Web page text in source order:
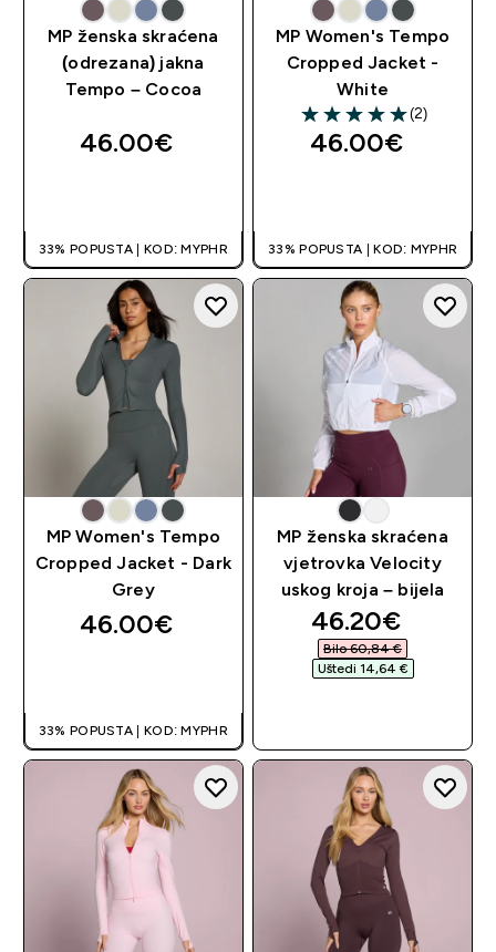
MP ženska skraćena
(odrezana) jakna
Tempo – Cocoa
46.00€‎
33% POPUSTA | KOD: MYPHR
MP Women's Tempo
Cropped Jacket -
White
5 out of 5 stars
(2)
46.00€‎
33% POPUSTA | KOD: MYPHR
MP Women's Tempo
Cropped Jacket - Dark
Grey
46.00€‎
33% POPUSTA | KOD: MYPHR
MP ženska skraćena
vjetrovka Velocity
uskog kroja – bijela
discounted
46.20€‎
Bilo 60,84 €‎
Uštedi 14,64 €‎